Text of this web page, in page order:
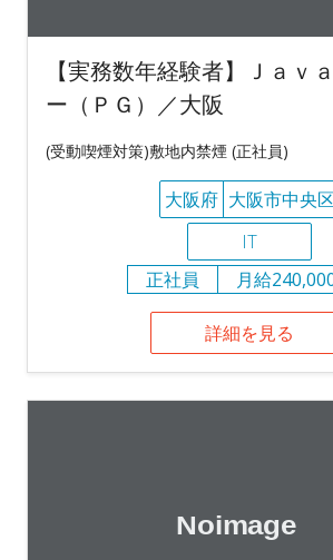
【実務数年経験者】Ｊａｖ
ー（ＰＧ）／大阪
(受動喫煙対策)敷地内禁煙 (正社員)
大阪府 大阪市中央区
IT
正社員
月給
詳細を見る